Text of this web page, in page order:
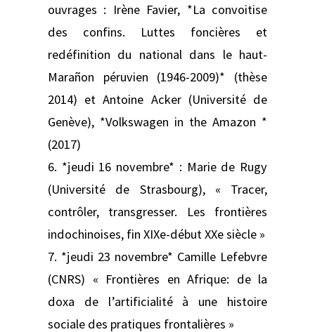
ouvrages : Irène Favier, *La convoitise
des confins. Luttes foncières et
redéfinition du national dans le haut-
Marañon péruvien (1946-2009)* (thèse
2014) et Antoine Acker (Université de
Genève), *Volkswagen in the Amazon *
(2017)
6. *jeudi 16 novembre* : Marie de Rugy
(Université de Strasbourg), « Tracer,
contrôler, transgresser. Les frontières
indochinoises, fin XIXe-début XXe siècle »
7. *jeudi 23 novembre* Camille Lefebvre
(CNRS) « Frontières en Afrique: de la
doxa de l’artificialité à une histoire
sociale des pratiques frontalières »